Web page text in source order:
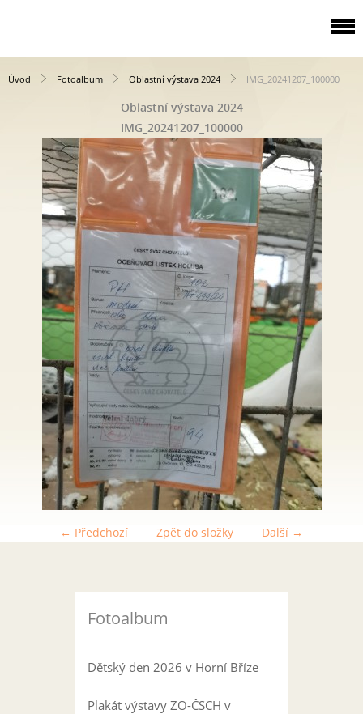
Úvod Fotoalbum Oblastní výstava 2024 IMG_20241207_100000
Oblastní výstava 2024
IMG_20241207_100000
← Předchozí Další →
Zpět do složky
Fotoalbum
Dětský den 2026 v Horní Bříze
Plakát výstavy ZO-ČSCH v